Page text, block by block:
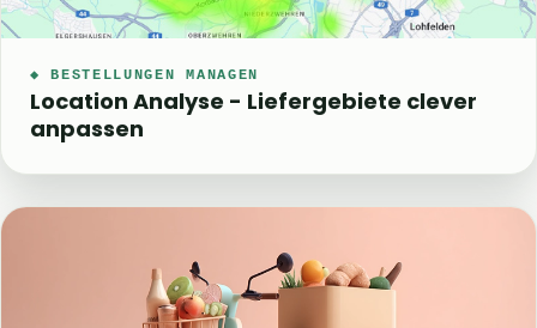
◆ BESTELLUNGEN MANAGEN
Location Analyse - Liefergebiete clever
anpassen